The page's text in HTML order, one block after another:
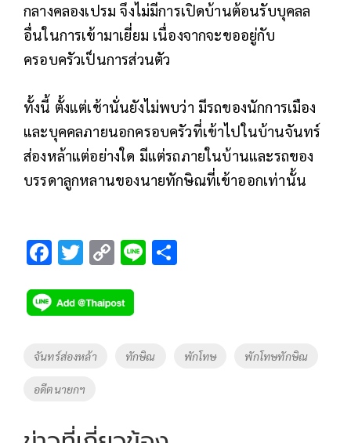
กลางคลองเปรม จึงไม่มีการเปิดบ้านต้อนรับบุคลล
อื่นในการเข้ามาเยี่ยม เนื่องจากจะขออยู่กับ
ครอบครัวเป็นการส่วนตัว
ทั้งนี้ ตั้งแต่เช้านั่นยังไม่พบว่า มีรถของนักการเมือง
และบุคคลภายนอกครอบครัวที่เข้าไปในบ้านจันทร์
ส่องหล้าแต่อย่างใด มีแต่รถภายในบ้านและรถของ
บรรดาลูกหลานของนายทักษิณที่เข้าออกเท่านั้น
F
e
b
o
k
T
tt
er
C
p
y
Li
Li
Tags
จันทร์ส่องหล้า ทักษิณ พักโทษ พักโทษทักษิณ
อดีตนายกฯ